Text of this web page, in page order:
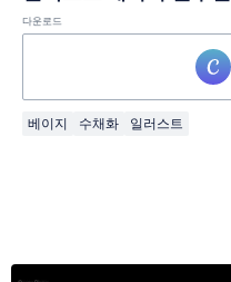
다운로드
베이지 수채화 일러스트